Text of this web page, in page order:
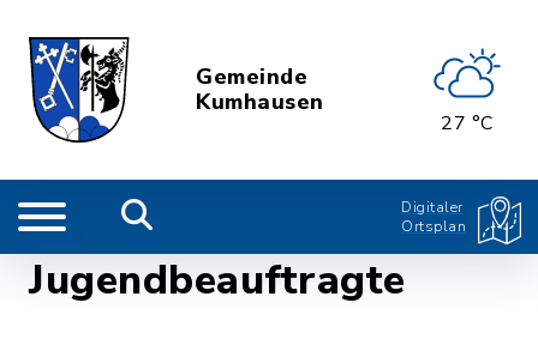
Gemeinde
Kumhausen
27 °C
Digitaler
Ortsplan
Jugendbeauftragte